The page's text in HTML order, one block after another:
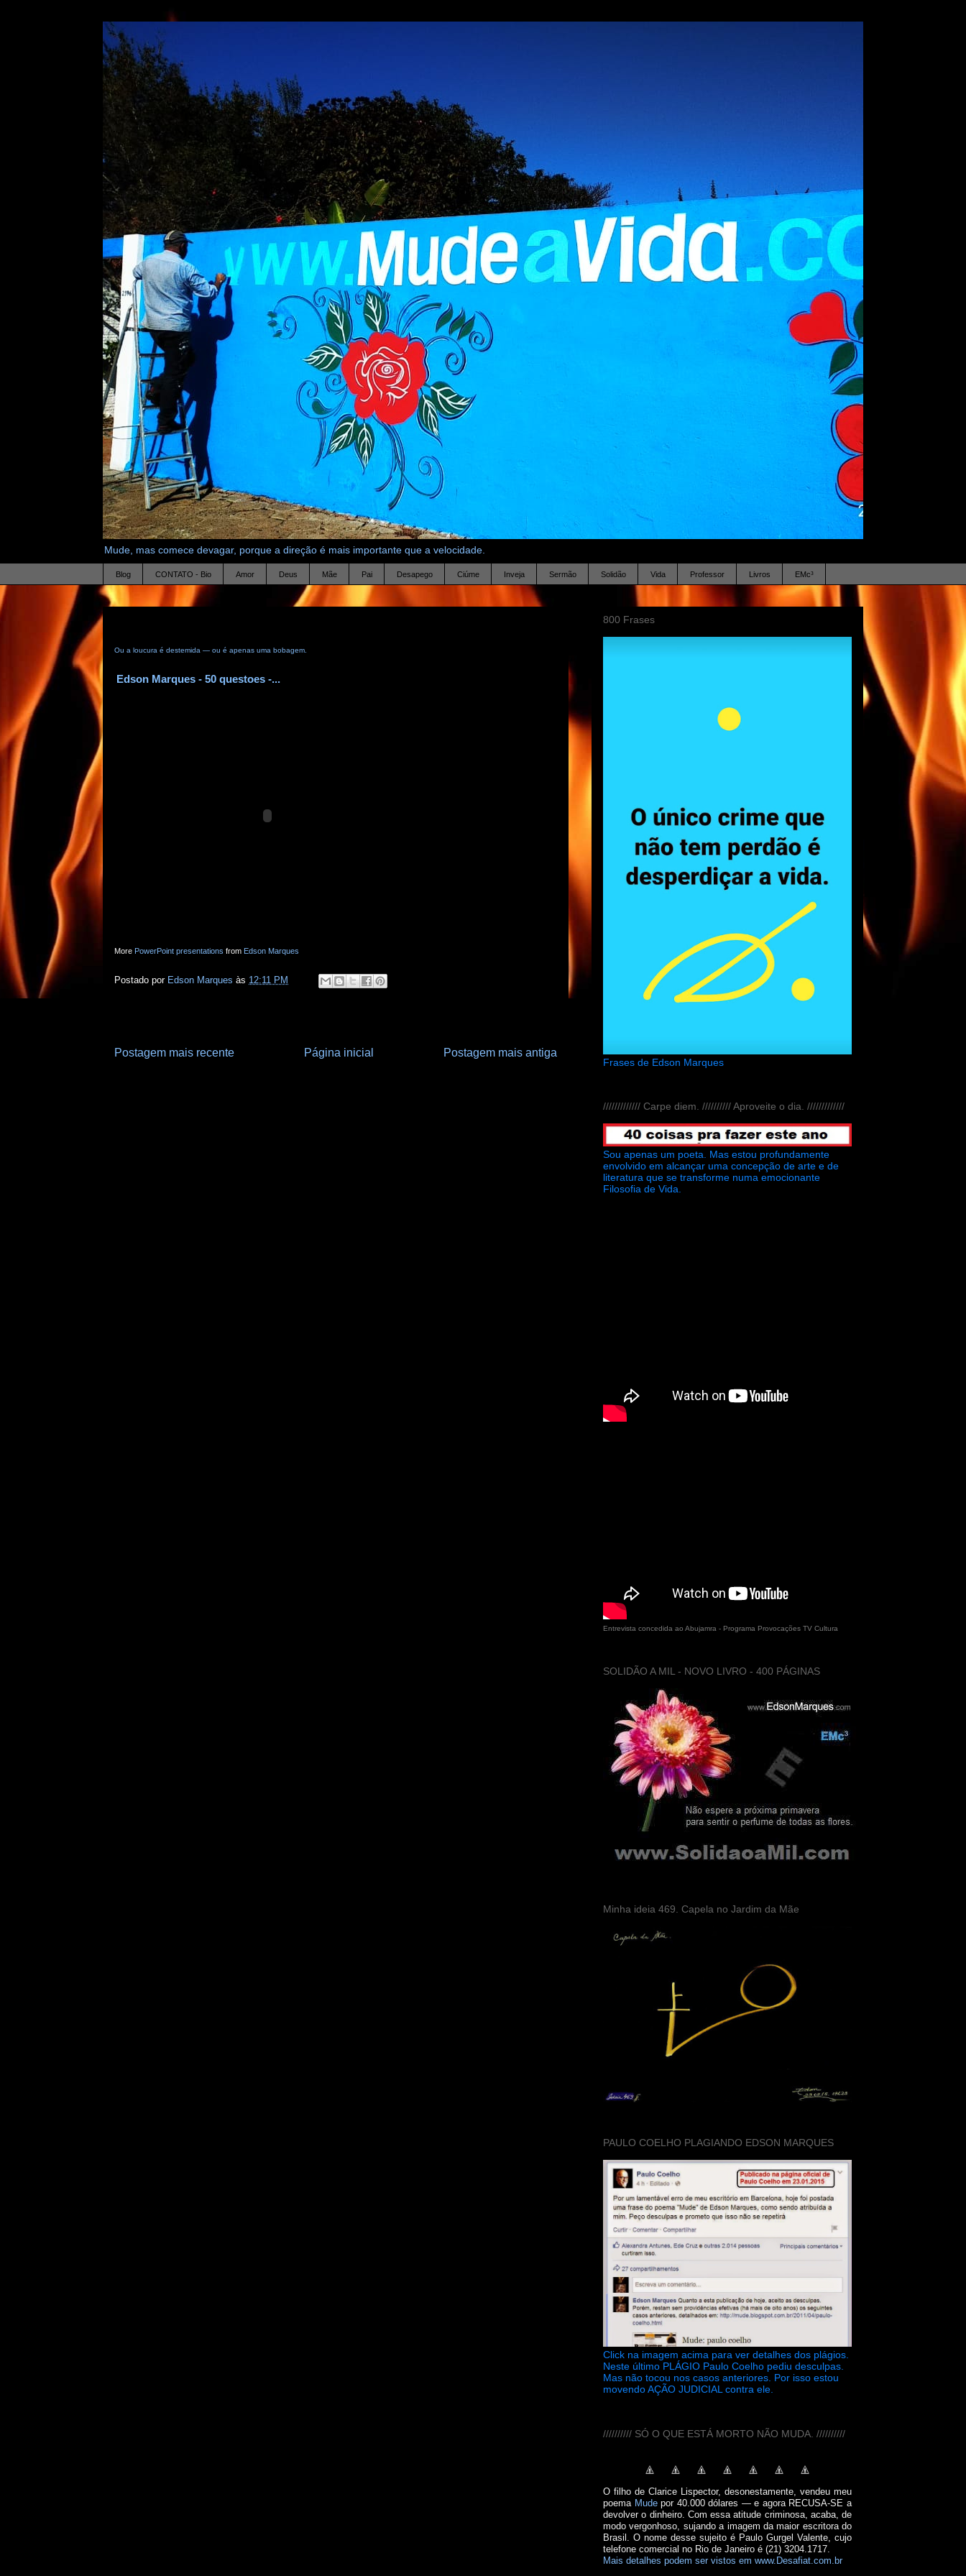
Mude, mas comece devagar, porque a direção é mais importante que a velocidade.
Blog CONTATO - Bio Amor Deus Mãe Pai Desapego Ciúme Inveja Sermão Solidão Vida Professor Livros EMc³
Ou a loucura é destemida — ou é apenas uma bobagem.
Edson Marques - 50 questoes -...
More PowerPoint presentations from Edson Marques
Postado por Edson Marques às 12:11 PM
Postagem mais recente Postagem mais antiga
Página inicial
800 Frases
Frases de Edson Marques
///////////// Carpe diem. ////////// Aproveite o dia. /////////////
Sou apenas um poeta. Mas estou profundamente
envolvido em alcançar uma concepção de arte e de
literatura que se transforme numa emocionante
Filosofia de Vida.
Entrevista concedida ao Abujamra - Programa Provocações TV Cultura
SOLIDÃO A MIL - NOVO LIVRO - 400 PÁGINAS
Minha ideia 469. Capela no Jardim da Mãe
PAULO COELHO PLAGIANDO EDSON MARQUES
Click na imagem acima para ver detalhes dos plágios.
Neste último PLÁGIO Paulo Coelho pediu desculpas.
Mas não tocou nos casos anteriores. Por isso estou
movendo AÇÃO JUDICIAL contra ele.
////////// SÓ O QUE ESTÁ MORTO NÃO MUDA. //////////
O filho de Clarice Lispector, desonestamente, vendeu meu
poema Mudepor 40.000 dólares — e agora RECUSA-SE a
devolver o dinheiro. Com essa atitude criminosa, acaba, de
modo vergonhoso, sujando a imagem da maior escritora do
Brasil. O nome desse sujeito é Paulo Gurgel Valente, cujo
telefone comercial no Rio de Janeiro é (21) 3204.1717.
Mais detalhes podem ser vistos em www.Desafiat.com.br